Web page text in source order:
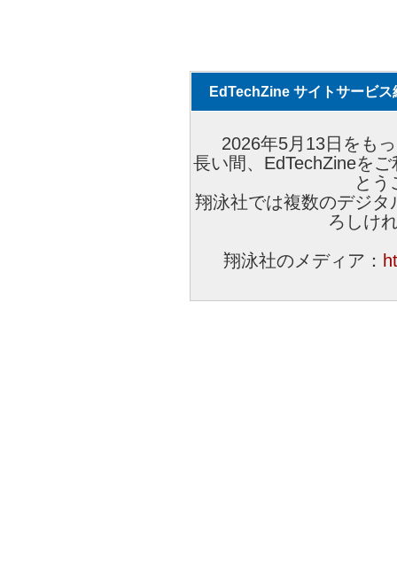
EdTechZine サイトサービス
2026年5月13日をも
長い間、EdTechZineを
とう
翔泳社では複数のデジ
ろしけ
翔泳社のメディア：